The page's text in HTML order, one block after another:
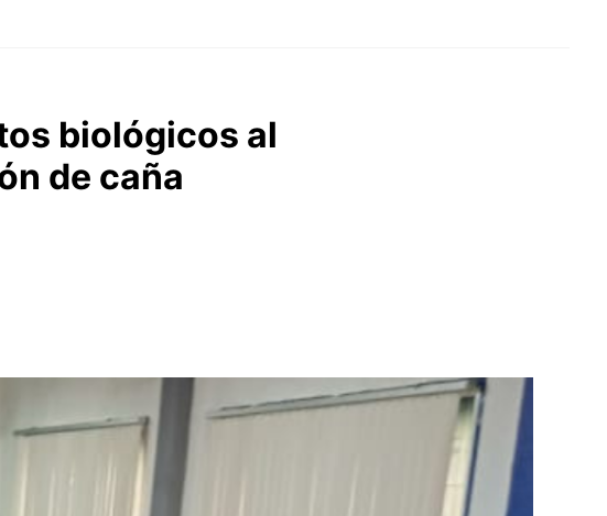
biológicos al
de caña